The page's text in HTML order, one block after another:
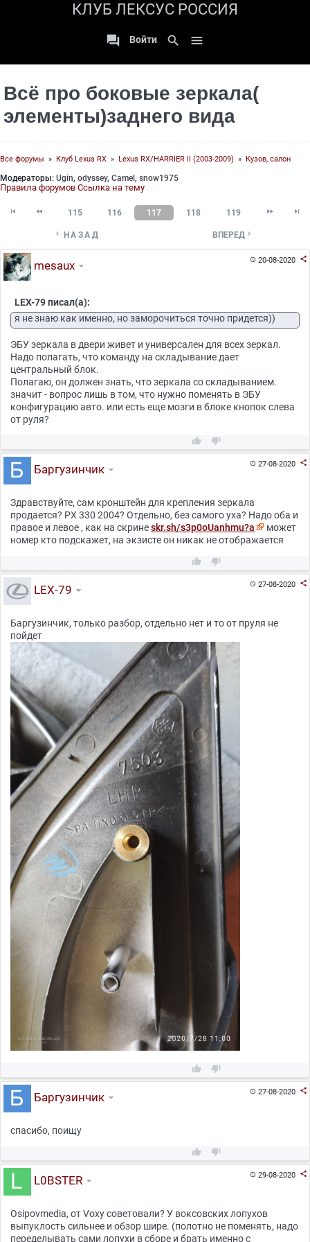
КЛУБ ЛЕКСУС РОССИЯ
 Войти search 
Всё про боковые зеркала(
элементы)заднего вида
Все форумы » Клуб Lexus RX » Lexus RX/HARRIER II (2003-2009) » Кузов, салон
Модераторы: Ugin, odyssey, Camel , snow1975
Правила форумов Ссылка на тему
  115 116 117 118 119  
 НАЗАД ВПЕРЕД 
20-08-2020 
mesaux
LEX-79 писал(а):
я не знаю как именно, но заморочиться точно придется))
ЭБУ зеркала в двери живет и универсален для всех зеркал.
Надо полагать, что команду на складывание дает
центральный блок.
Полагаю, он должен знать, что зеркала со складыванием.
значит - вопрос лишь в том, что нужно поменять в ЭБУ
конфигурацию авто. или есть еще мозги в блоке кнопок слева
от руля?
 
27-08-2020 
Баргузинчик
Здравствуйте, сам кронштейн для крепления зеркала
продается? РХ 330 2004? Отдельно, без самого уха? Надо оба и
правое и левое , как на скринеskr.sh/s3p0oUanhmu?a
может
номер кто подскажет, на экзисте он никак не отображается
 
27-08-2020 
LEX-79
Баргузинчик, только разбор, отдельно нет и то от пруля не
пойдет
 
27-08-2020 
Баргузинчик
спасибо, поищу
 
29-08-2020 
L0BSTER
Osipovmedia, от Voxy советовали? У воксовских лопухов
выпуклость сильнее и обзор шире. (полотно не поменять, надо
переделывать сами лопухи в сборе и брать именно с